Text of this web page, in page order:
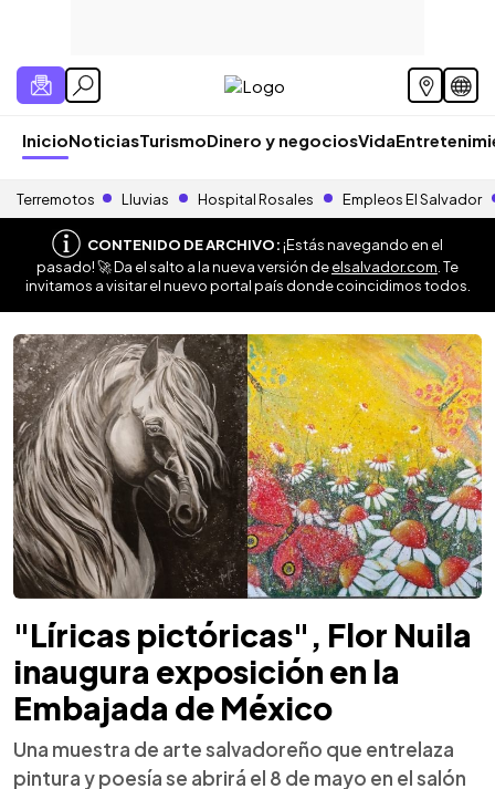
InicioNoticiasTurismoDinero y negociosVida
Terremotos Lluvias Hospital Rosales Empleos El Salvador
CONTENIDO DE ARCHIVO:¡Estás navegando en el
pasado! 🚀 Da el salto a la nueva versión deelsalvador.com . Te
invitamos a visitar el nuevo portal país donde coincidimos todos.
"Líricas pictóricas", Flor Nuila
inaugura exposición en la
Embajada de México
Una muestra de arte salvadoreño que entrelaza
pintura y poesía se abrirá el 8 de mayo en el salón